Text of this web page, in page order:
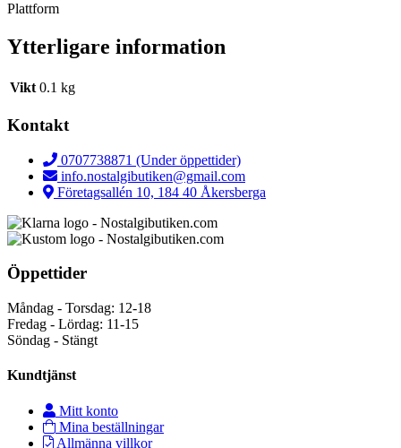
Plattform
Ytterligare information
Vikt 0.1 kg
Kontakt
0707738871 (Under öppettider)
info.nostalgibutiken@gmail.com
Företagsallén 10, 184 40 Åkersberga
Öppettider
Måndag - Torsdag: 12-18
Fredag - Lördag: 11-15
Söndag - Stängt
Kundtjänst
Mitt konto
Mina beställningar
Allmänna villkor